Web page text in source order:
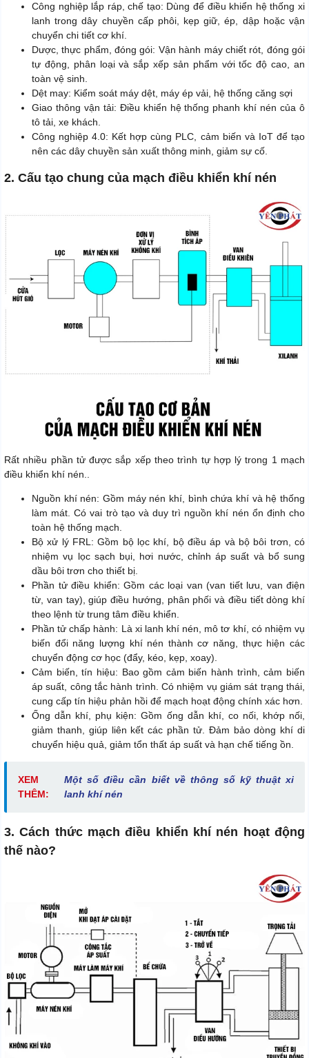
Công nghiệp lắp ráp, chế tạo: Dùng để điều khiển hệ thống xi
lanh trong dây chuyền cấp phôi, kẹp giữ, ép, dập hoặc vận
chuyển chi tiết cơ khí.
Dược, thực phẩm, đóng gói: Vận hành máy chiết rót, đóng gói
tự động, phân loại và sắp xếp sản phẩm với tốc độ cao, an
toàn vệ sinh.
Dệt may: Kiểm soát máy dệt, máy ép vải, hệ thống căng sợi
Giao thông vận tải: Điều khiển hệ thống phanh khí nén của ô
tô tải, xe khách.
Công nghiệp 4.0: Kết hợp cùng PLC, cảm biến và IoT để tạo
nên các dây chuyền sản xuất thông minh, giảm sự cố.
2. Cấu tạo chung của mạch điều khiển khí nén
Rất nhiều phần tử được sắp xếp theo trình tự hợp lý trong 1 mạch
điều khiển khí nén..
Nguồn khí nén: Gồm máy nén khí, bình chứa khí và hệ thống
làm mát. Có vai trò tạo và duy trì nguồn khí nén ổn định cho
toàn hệ thống mạch.
Bộ xử lý FRL: Gồm bộ lọc khí, bộ điều áp và bộ bôi trơn, có
nhiệm vụ lọc sạch bụi, hơi nước, chỉnh áp suất và bổ sung
dầu bôi trơn cho thiết bị.
Phần tử điều khiển: Gồm các loại van (van tiết lưu, van điện
từ, van tay), giúp điều hướng, phân phối và điều tiết dòng khí
theo lệnh từ trung tâm điều khiển.
Phần tử chấp hành: Là xi lanh khí nén, mô tơ khí, có nhiệm vụ
biến đổi năng lượng khí nén thành cơ năng, thực hiện các
chuyển động cơ học (đẩy, kéo, kẹp, xoay).
Cảm biến, tín hiệu: Bao gồm cảm biến hành trình, cảm biến
áp suất, công tắc hành trình. Có nhiệm vụ giám sát trạng thái,
cung cấp tín hiệu phản hồi để mạch hoạt động chính xác hơn.
Ống dẫn khí, phụ kiện: Gồm ống dẫn khí, co nối, khớp nối,
giảm thanh, giúp liên kết các phần tử. Đảm bảo dòng khí di
chuyển hiệu quả, giảm tổn thất áp suất và hạn chế tiếng ồn.
XEM
THÊM:
Một số điều cần biết về thông số kỹ thuật xi
lanh khí nén
3. Cách thức mạch điều khiển khí nén hoạt động
thế nào?